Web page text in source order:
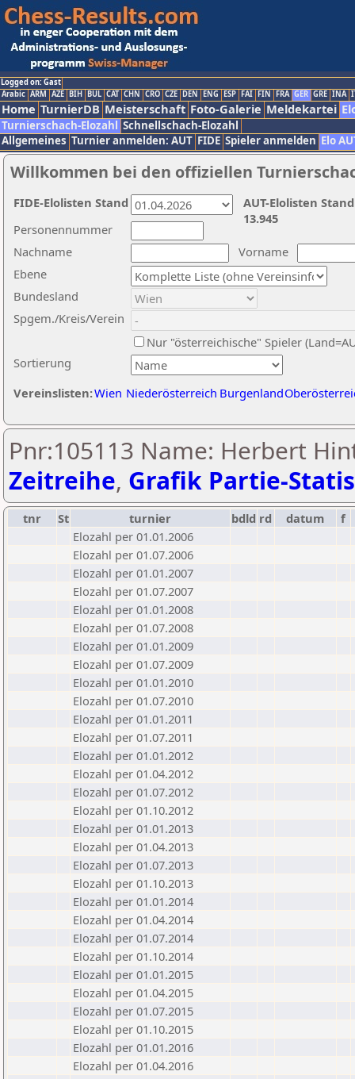
Logged on: Gast
Arabic ARM AZE BIH BUL CAT CHN CRO CZE DEN ENG ESP FAI FIN FRA GER GRE INA
Home TurnierDB Meisterschaft Foto-Galerie Meldekartei
Turnierschach-Elozahl Schnellschach-Elozahl
Allgemeines Turnier anmelden: AUT FIDE Spieler anmelden Elo
Willkommen bei den offiziellen
Nachname
Vorname
Ebene
Sortierung
Personennummer
Bundesland
Spgem./Kreis/Verein
Nur "österreichische" Spieler
Vereinslisten:Wien Niederösterreich Burgenland
AUT-Elolisten
13.945
FIDE-Elolisten Stand
Pnr:105113 Name: Herbert
Zeitreihe, Grafik Partie-
tnr St turnier bdld rd datum
f
Elozahl per 01.01.2006
Elozahl per 01.07.2006
Elozahl per 01.01.2007
Elozahl per 01.07.2007
Elozahl per 01.01.2008
Elozahl per 01.07.2008
Elozahl per 01.01.2009
Elozahl per 01.07.2009
Elozahl per 01.01.2010
Elozahl per 01.07.2010
Elozahl per 01.01.2011
Elozahl per 01.07.2011
Elozahl per 01.01.2012
Elozahl per 01.04.2012
Elozahl per 01.07.2012
Elozahl per 01.10.2012
Elozahl per 01.01.2013
Elozahl per 01.04.2013
Elozahl per 01.07.2013
Elozahl per 01.10.2013
Elozahl per 01.01.2014
Elozahl per 01.04.2014
Elozahl per 01.07.2014
Elozahl per 01.10.2014
Elozahl per 01.01.2015
Elozahl per 01.04.2015
Elozahl per 01.07.2015
Elozahl per 01.10.2015
Elozahl per 01.01.2016
Elozahl per 01.04.2016